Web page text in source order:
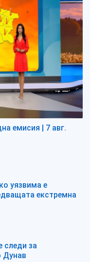
емисия | 7 авг.
уязвима е
екстремна
следи за
Дунав